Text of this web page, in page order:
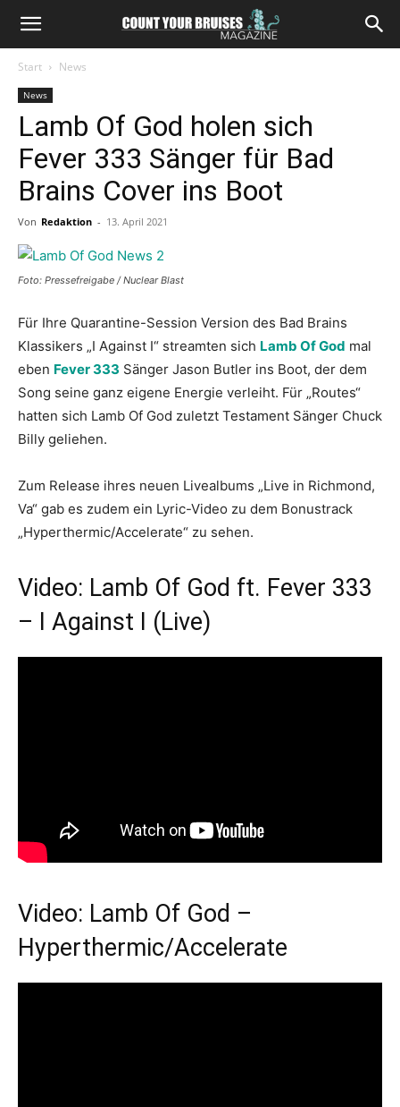
Start News
News
Lamb Of God holen sich
Fever 333 Sänger für Bad
Brains Cover ins Boot
Von Redaktion - 13. April 2021
Foto: Pressefreigabe / Nuclear Blast
Für Ihre Quarantine-Session Version des Bad Brains
Klassikers „I Against I“ streamten sich Lamb Of God mal
eben Fever 333 Sänger Jason Butler ins Boot, der dem
Song seine ganz eigene Energie verleiht. Für „Routes“
hatten sich Lamb Of God zuletzt Testament Sänger Chuck
Billy geliehen.
Zum Release ihres neuen Livealbums „Live in Richmond,
Va“ gab es zudem ein Lyric-Video zu dem Bonustrack
„Hyperthermic/Accelerate“ zu sehen.
Video: Lamb Of God ft. Fever 333
– I Against I (Live)
Video: Lamb Of God –
Hyperthermic/Accelerate